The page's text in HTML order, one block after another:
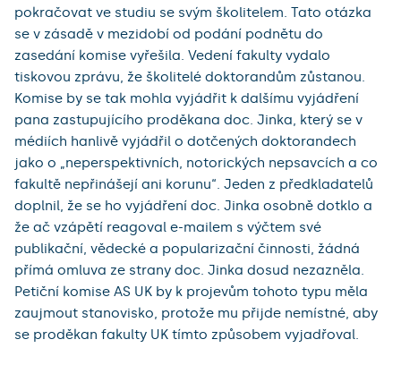
pokračovat ve studiu se svým školitelem. Tato otázka
se v zásadě v mezidobí od podání podnětu do
zasedání komise vyřešila. Vedení fakulty vydalo
tiskovou zprávu, že školitelé doktorandům zůstanou.
Komise by se tak mohla vyjádřit k dalšímu vyjádření
pana zastupujícího proděkana doc. Jinka, který se v
médiích hanlivě vyjádřil o dotčených doktorandech
jako o „neperspektivních, notorických nepsavcích a co
fakultě nepřinášejí ani korunu“. Jeden z předkladatelů
doplnil, že se ho vyjádření doc. Jinka osobně dotklo a
že ač vzápětí reagoval e-mailem s výčtem své
publikační, vědecké a popularizační činnosti, žádná
přímá omluva ze strany doc. Jinka dosud nezazněla.
Petiční komise AS UK by k projevům tohoto typu měla
zaujmout stanovisko, protože mu přijde nemístné, aby
se proděkan fakulty UK tímto způsobem vyjadřoval.